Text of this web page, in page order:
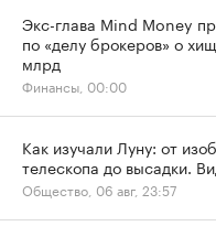
Экс-глава Mind Money
по «делу брокеров» о
млрд
Финансы, 00:00
Как изучали Луну: от
телескопа до высадки.
Общество, 06 авг, 23:57